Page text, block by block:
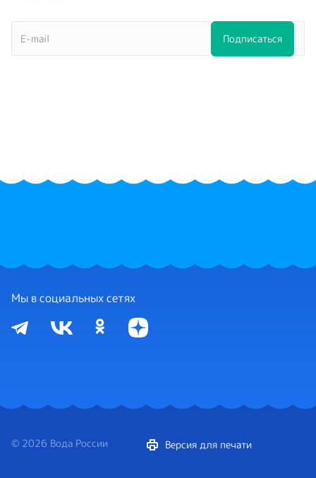
Мы в социальных сетях
© 2026 Вода России Версия для печати